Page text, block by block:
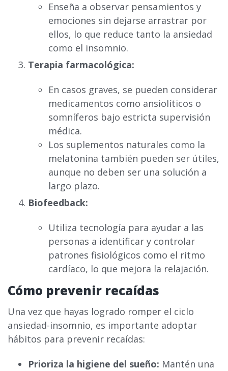
Enseña a observar pensamientos y
emociones sin dejarse arrastrar por
ellos, lo que reduce tanto la ansiedad
como el insomnio.
Terapia farmacológica:
En casos graves, se pueden considerar
medicamentos como ansiolíticos o
somníferos bajo estricta supervisión
médica.
Los suplementos naturales como la
melatonina también pueden ser útiles,
aunque no deben ser una solución a
largo plazo.
Biofeedback:
Utiliza tecnología para ayudar a las
personas a identificar y controlar
patrones fisiológicos como el ritmo
cardíaco, lo que mejora la relajación.
Cómo prevenir recaídas
Una vez que hayas logrado romper el ciclo
ansiedad-insomnio, es importante adoptar
hábitos para prevenir recaídas:
Prioriza la higiene del sueño: Mantén una